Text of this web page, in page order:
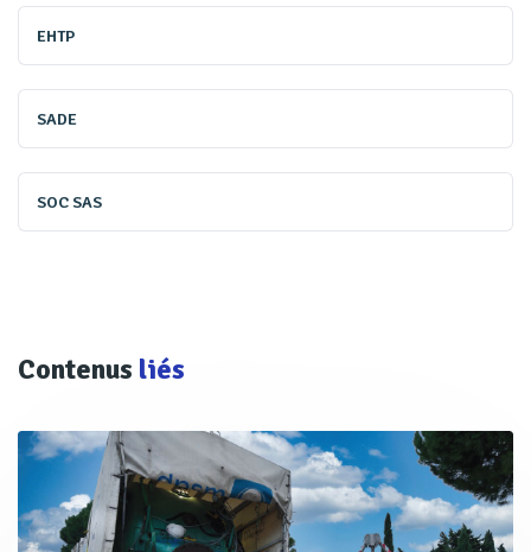
EHTP
SADE
SOC SAS
Contenus liés